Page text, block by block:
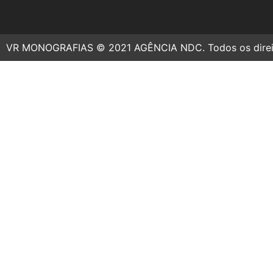
VR MONOGRAFIAS © 2021 AGÊNCIA NDC. Todos os